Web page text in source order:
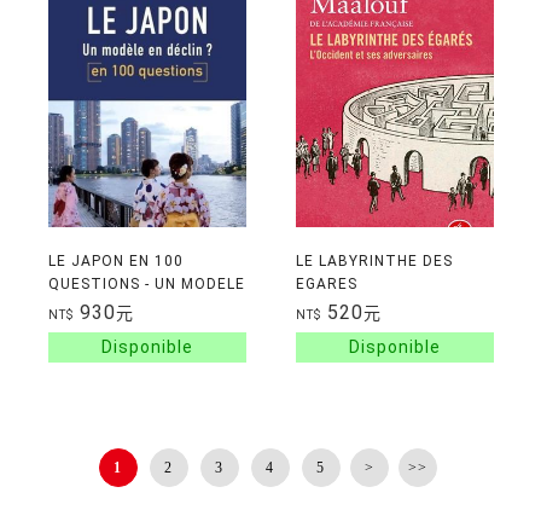
LE JAPON EN 100
QUESTIONS - UN MODELE
EN DECLIN ?
NT$ 930元
LE LABYRINTHE DES
EGARES
NT$ 520元
1 2 3 4 5 > >>